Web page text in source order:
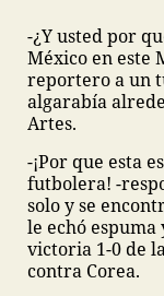
-¿Y usted por
México en este
reportero a un
algarabía
Artes.
-¡Por que esta
futbolera! -
solo y se
le echó
victoria 1-0 de
contra Corea.